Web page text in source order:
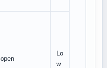
open
Lo
w